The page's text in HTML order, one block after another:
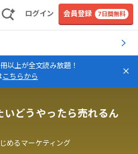
ログイン 会員登録 7日間無料
以上が全文読み放題！
こちらから
いどうやったら売れるん
めるマーケティング